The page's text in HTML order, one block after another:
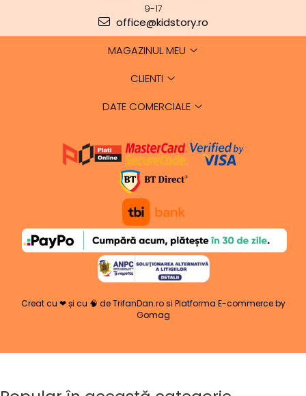
9-17
office@kidstory.ro
MAGAZINUL MEU
CLIENTI
DATE COMERCIALE
Creat cu ❤ și cu 🧠 de TrifanDan.rosi Platforma E-commerce by
Gomag